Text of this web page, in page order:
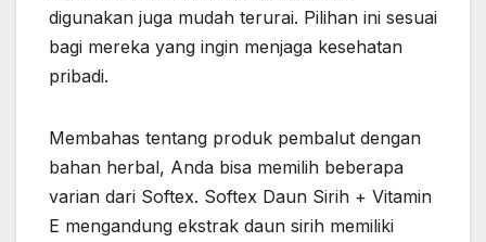
digunakan juga mudah terurai. Pilihan ini sesuai
bagi mereka yang ingin menjaga kesehatan
pribadi.
Membahas tentang produk pembalut dengan
bahan herbal, Anda bisa memilih beberapa
varian dari Softex. Softex Daun Sirih + Vitamin
E mengandung ekstrak daun sirih memiliki